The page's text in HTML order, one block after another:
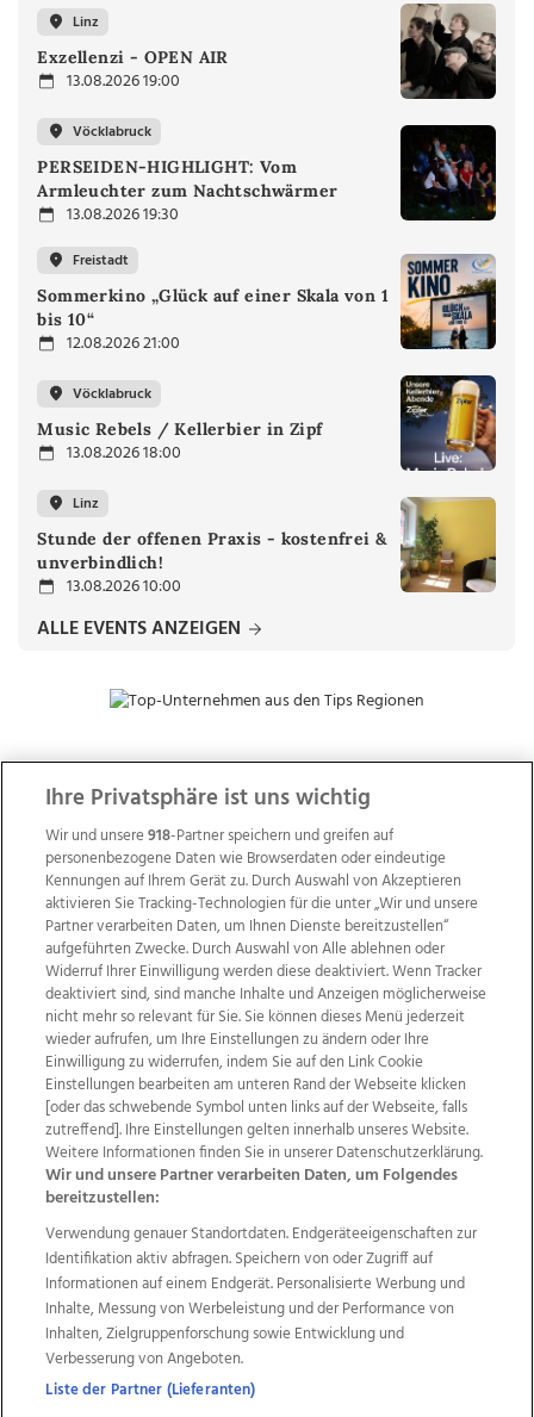
Linz
Exzellenzi - OPEN AIR
13.08.2026 19:00
Vöcklabruck
PERSEIDEN-HIGHLIGHT: Vom
Armleuchter zum Nachtschwärmer
13.08.2026 19:30
Freistadt
Sommerkino „Glück auf einer Skala von 1
bis 10“
12.08.2026 21:00
Vöcklabruck
Music Rebels / Kellerbier in Zipf
13.08.2026 18:00
Linz
Stunde der offenen Praxis - kostenfrei &
unverbindlich!
13.08.2026 10:00
ALLE EVENTS ANZEIGEN
ZUR NACHRICHTENÜBERSICHT
Wir über uns Mediadaten Kontakt
Jobs
Datenschutz
Impressum
AGB Anzeigekunden
AGB Website
Ehrenkodex Politische Werbung
Weitere Angebote des Medienhauses Wimmer
TV1 di-mog-i.at OÖNow
Ischler Woche
Life Radio
OÖNachrichten
OÖN Immobilien
OÖN Karriere
OÖN Reise
Promenaden Galerien
Regionaljobs
wasistlos.at
Ihre Privatsphäre ist uns wichtig
Wir und unsere918-Partner speichern und greifen auf
personenbezogene Daten wie Browserdaten oder eindeutige
Kennungen auf Ihrem Gerät zu. Durch Auswahl von Akzeptieren
aktivieren Sie Tracking-Technologien für die unter „Wir und unsere
Partner verarbeiten Daten, um Ihnen Dienste bereitzustellen“
aufgeführten Zwecke. Durch Auswahl von Alle ablehnen oder
Widerruf Ihrer Einwilligung werden diese deaktiviert. Wenn Tracker
deaktiviert sind, sind manche Inhalte und Anzeigen möglicherweise
nicht mehr so relevant für Sie. Sie können dieses Menü jederzeit
wieder aufrufen, um Ihre Einstellungen zu ändern oder Ihre
Einwilligung zu widerrufen, indem Sie auf den Link Cookie
Einstellungen bearbeiten am unteren Rand der Webseite klicken
[oder das schwebende Symbol unten links auf der Webseite, falls
zutreffend]. Ihre Einstellungen gelten innerhalb unseres Website.
Weitere Informationen finden Sie in unserer Datenschutzerklärung.
Wir und unsere Partner verarbeiten Daten, um Folgendes
bereitzustellen:
Verwendung genauer Standortdaten. Endgeräteeigenschaften zur
Identifikation aktiv abfragen. Speichern von oder Zugriff auf
Informationen auf einem Endgerät. Personalisierte Werbung und
Inhalte, Messung von Werbeleistung und der Performance von
Inhalten, Zielgruppenforschung sowie Entwicklung und
Verbesserung von Angeboten.
Liste der Partner (Lieferanten)